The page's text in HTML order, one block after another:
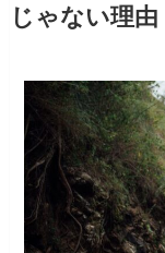
じゃない理由